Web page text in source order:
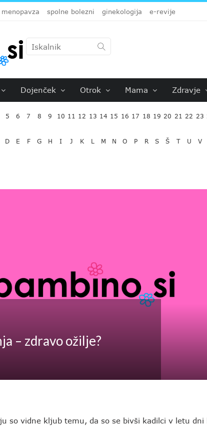
menopavza spolne bolezni ginekologija e-revije
Dojenček Otrok Mama Zdravje
5 6 7 8 9 10 11 12 13 14 15 16 17 18 19 20 21 22 23
D E F G H I J K L M N O P R S Š T U V
– zdravo ožilje?
so vidne kljub temu, da so se bivši kadilci v letu dni